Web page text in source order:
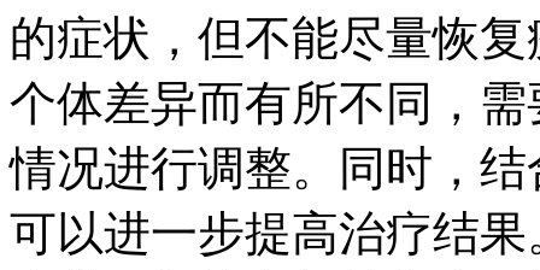
的症状，但不能尽量恢
个体差异而有所不同，
情况进行调整。同时，
可以进一步提高治疗结